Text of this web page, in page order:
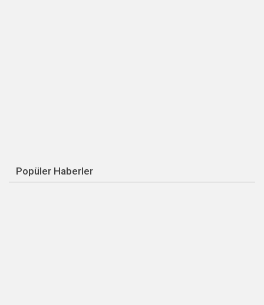
Popüler Haberler